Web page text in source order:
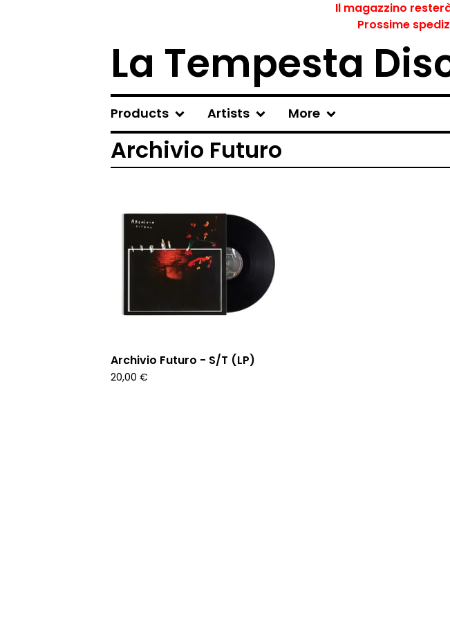
Il magazzino
Prossime
La Tempesta
Products Artists More
Archivio Futuro
Archivio Futuro - S/T (LP)
20,00 €